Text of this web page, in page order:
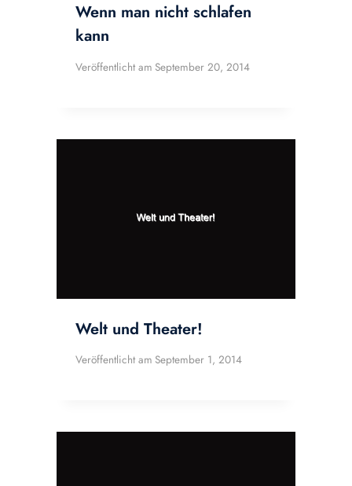
Wenn man nicht schlafen
kann
Veröffentlicht am September 20, 2014
Welt und Theater!
Veröffentlicht am September 1, 2014